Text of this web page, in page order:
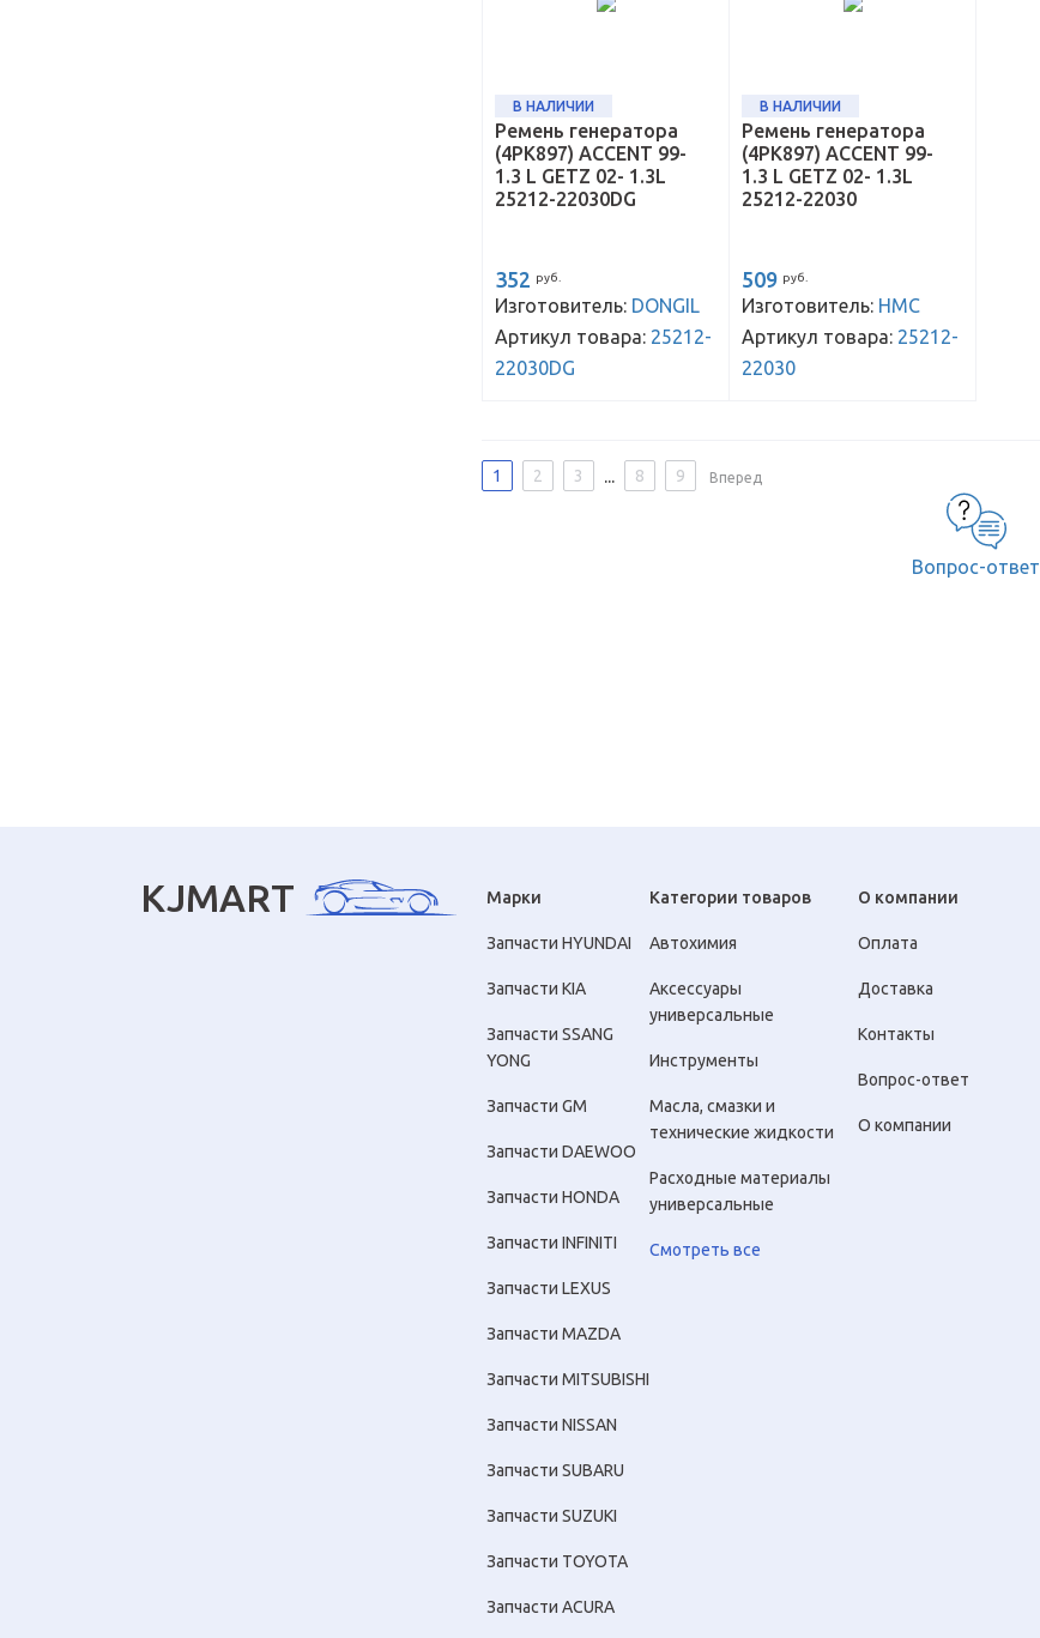
В НАЛИЧИИ
Ремень генератора
(4PK897) ACCENT 99-
1.3 L GETZ 02- 1.3L
25212-22030DG
352 руб.
Изготовитель: DONGIL
Артикул товара: 25212-
22030DG
В НАЛИЧИИ
Ремень генератора
(4PK897) ACCENT 99-
1.3 L GETZ 02- 1.3L
25212-22030
509 руб.
Изготовитель: HMC
Артикул товара: 25212-
22030
1 2 3 ... 8 9 Вперед
Вопрос-ответ
KJMART Марки
Запчасти HYUNDAI
Запчасти KIA
Запчасти SSANG
YONG
Запчасти GM
Запчасти DAEWOO
Запчасти HONDA
Запчасти INFINITI
Запчасти LEXUS
Запчасти MAZDA
Запчасти MITSUBISHI
Запчасти NISSAN
Запчасти SUBARU
Запчасти SUZUKI
Запчасти TOYOTA
Запчасти ACURA
Категории товаров
Автохимия
Аксессуары
универсальные
Инструменты
Масла, смазки и
технические жидкости
Расходные материалы
универсальные
Смотреть все
О компании
Оплата
Доставка
Контакты
Вопрос-ответ
О компании